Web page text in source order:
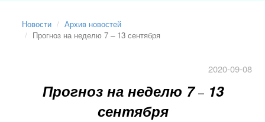
Новости
Архив новостей
Прогноз на неделю 7 – 13 сентября
2020-09-08
Прогноз на неделю 7 – 13
сентября